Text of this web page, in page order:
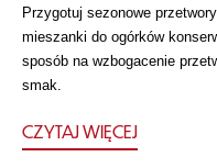
Przygotuj sezonowe
mieszanki do ogórków
sposób na wzbogacenie
smak.
CZYTAJ WIĘCEJ